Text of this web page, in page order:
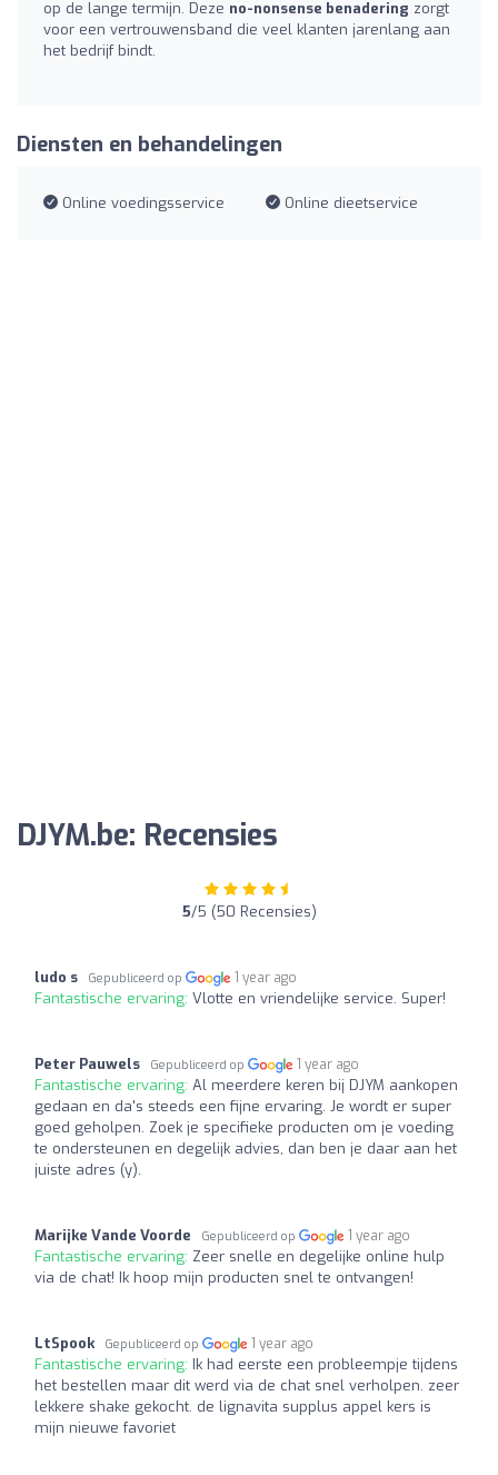
op de lange termijn. Deze no-nonsense benadering zorgt
voor een vertrouwensband die veel klanten jarenlang aan
het bedrijf bindt.
Diensten en behandelingen
Online voedingsservice Online dieetservice
DJYM.be: Recensies
5/5 (50 Recensies)
ludo s Gepubliceerd op 1 year ago
Fantastische ervaring: Vlotte en vriendelijke service. Super!
Peter Pauwels Gepubliceerd op 1 year ago
Fantastische ervaring: Al meerdere keren bij DJYM aankopen
gedaan en da's steeds een fijne ervaring. Je wordt er super
goed geholpen. Zoek je specifieke producten om je voeding
te ondersteunen en degelijk advies, dan ben je daar aan het
juiste adres (y).
Marijke Vande Voorde Gepubliceerd op 1 year ago
Fantastische ervaring: Zeer snelle en degelijke online hulp
via de chat! Ik hoop mijn producten snel te ontvangen!
LtSpook Gepubliceerd op 1 year ago
Fantastische ervaring: Ik had eerste een probleempje tijdens
het bestellen maar dit werd via de chat snel verholpen. zeer
lekkere shake gekocht. de lignavita supplus appel kers is
mijn nieuwe favoriet